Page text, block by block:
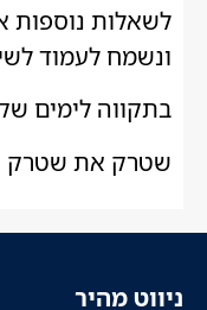
לשאלות נוספות
ונשמח לעמוד
בתקווה לימים
שטרק את שטרק
ניווט מהיר